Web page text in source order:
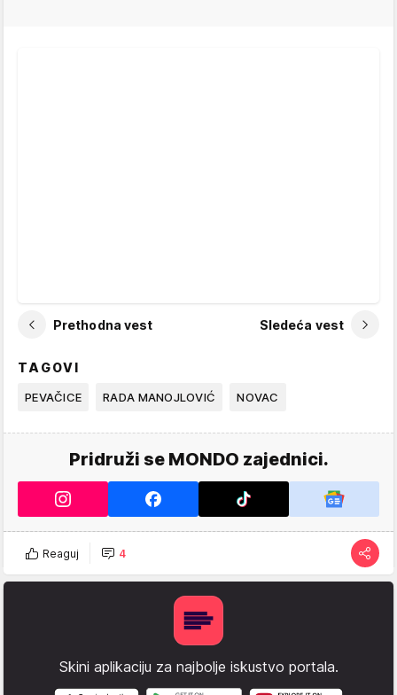
Prethodna vest Sledeća vest
TAGOVI
PEVAČICE RADA MANOJLOVIĆ NOVAC
Pridruži se MONDO zajednici.
Reaguj 4
Skini aplikaciju za najbolje iskustvo portala.